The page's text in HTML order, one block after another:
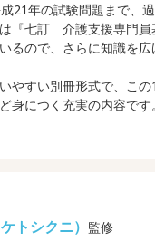
21年の試験問題まで、
『七訂 介護支援専門員
るので、さらに知識を広
やすい別冊形式で、こ
身につく充実の内容で
トシクニ） 監修